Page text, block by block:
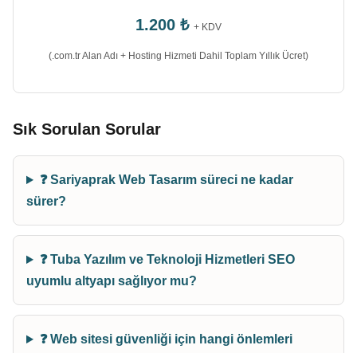
1.200 ₺ + KDV
(.com.tr Alan Adı + Hosting Hizmeti Dahil Toplam Yıllık Ücret)
Sık Sorulan Sorular
❓ Sariyaprak Web Tasarım süreci ne kadar
sürer?
❓ Tuba Yazılım ve Teknoloji Hizmetleri SEO
uyumlu altyapı sağlıyor mu?
❓ Web sitesi güvenliği için hangi önlemleri